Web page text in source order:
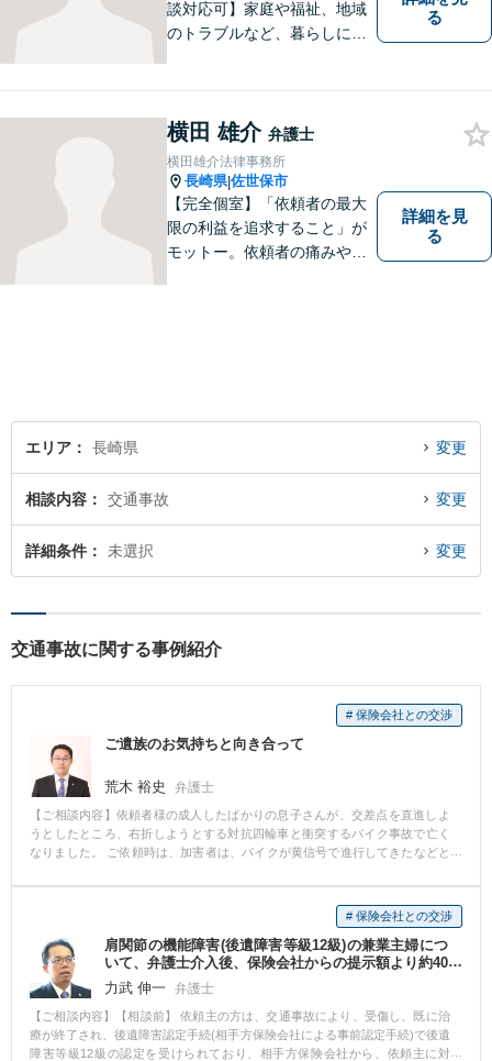
談対応可】家庭や福祉、地域
のトラブルなど、暮らしに根
寧にお話を伺うことを大切に
しています。
る
横田 雄介 弁護士
横田雄介法律事務所
長崎県|佐世保市
【完全個室】「依頼者の最大
限の利益を追求すること」が
モットー。依頼者の痛みや苦
詳細を見
る
エリア 長崎県 変更
相談内容 交通事故 変更
詳細条件 未選択 変更
交通事故に関する事例紹介
# 保険会社との交渉
ご遺族のお気持ちと向き合って
荒木 裕史 弁護士
【ご相談内容】依頼者様の成人したばかりの息子さんが、交差点を直進しよ
うとしたところ、右折しようとする対抗四輪車と衝突するバイク事故で亡く
なりました。 ご依頼時は、加害者は、バイクが黄信号で進行してきたなどと
や逸失利益等の額が非常に低いものでした。 本件は、示談交渉から始まった
のですが、最終的には訴訟になり、事故状況について丁寧に立証した結果、
息子さんは青信号で進行していたため、過失が無かったことが証明され、損
害額についてもこちらの主張がほぼ認められました。 息子さんを亡くされた
ご遺族にとって、息子さんに事故の責任を擦り付けられたことは非常にお辛
かったことと思います。 私は、この事案を通じて、ご遺族の無念を少しでも
晴らすお手伝いができ、良かったと思います。
# 保険会社との交渉
肩関節の機能障害(後遺障害等級12級)の兼業主婦につ
いて、弁護士介入後、保険会社からの提示額より約40
0万円増額した事案
力武 伸一 弁護士
【ご相談内容】【相談前】 依頼主の方は、交通事故により、受傷し、既に治
療が終了され、後遺障害認定手続(相手方保険会社による事前認定手続)で後遺
障害等級12級の認定を受けられており、相手方保険会社から、依頼主に対